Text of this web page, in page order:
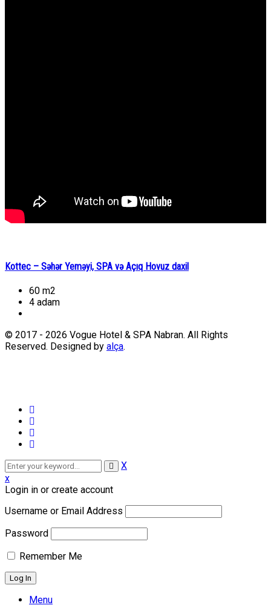
Kottec – Səhər Yeməyi, SPA və Açıq Hovuz daxil
60 m2
4 adam
© 2017 - 2026 Vogue Hotel & SPA Nabran. All Rights
Reserved. Designed by alça.
X
x
Login in or create account
Username or Email Address
Password
Remember Me
Menu